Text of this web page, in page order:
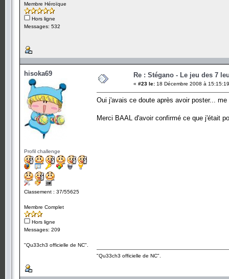
Membre Héroïque
Hors ligne
Messages: 532
hisoka69
Profil challenge
Classement : 37/55625
Membre Complet
Hors ligne
Messages: 209
"Qu33ch3 officielle de NC".
Re : Stégano - Le jeu des 7
« #23 le: 18 Décembre 2008 à
Oui j'avais ce doute après avoir poster...
Merci BAAL d'avoir confirmé ce que j'était
"Qu33ch3 officielle de NC".